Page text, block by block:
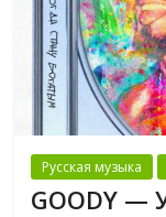
Русская музыка
GOODY —